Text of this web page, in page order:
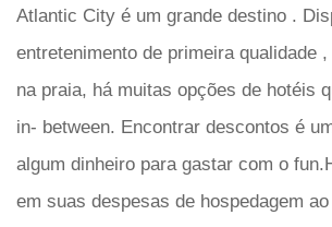
Atlantic City é um grande destino .
entretenimento de primeira qualidade
na praia, há muitas opções de hotéis
in- between. Encontrar descontos é
algum dinheiro para gastar com o
em suas despesas de hospedagem